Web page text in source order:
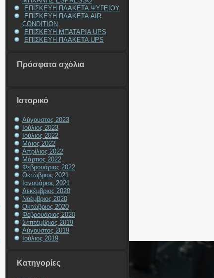
ΕΠΙΣΚΕΥΗ ΠΛΑΚΕΤΑ ΨΥΓΕΙΟΥ
ΕΠΙΣΚΕΥΗ ΠΛΑΚΕΤΑ AIR
CONDITION
ΕΠΙΣΚΕΥΗ ΜΠΑΤΑΡΙΑ UPS
ΕΠΙΣΚΕΥΗ ΠΛΑΚΕΤΑ UPS
Πρόσφατα σχόλια
Ιστορικό
Αύγουστος 2023
Ιούλιος 2023
Ιούλιος 2022
Μάιος 2022
Απρίλιος 2022
Μάρτιος 2022
Φεβρουάριος 2022
Οκτώβριος 2021
Ιανουάριος 2021
Δεκέμβριος 2020
Νοέμβριος 2020
Οκτώβριος 2020
Φεβρουάριος 2020
Σεπτέμβριος 2019
Αύγουστος 2019
Ιούλιος 2019
Kατηγορίες